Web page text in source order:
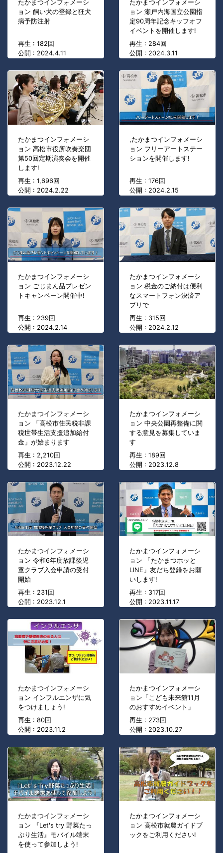
たかまつインフォメーシ
ョン 飼い犬の登録と狂犬
病予防注射
再生 : 182回
公開 : 2024.4.11
たかまつインフォメーシ
ョン 瀬戸内海国立公園指
定90周年記念キッフオフ
イベントを開催します!
再生 : 284回
公開 : 2024.3.11
たかまつインフォメーシ
ョン 高松市役所吹奏楽団
第50回定期演奏会を開催
します!
再生 : 1,696回
公開 : 2024.2.22
,たかまつインフォメーシ
ョン フリーアートステー
ションを開催します!
再生 : 176回
公開 : 2024.2.15
たかまつインフォメーシ
ョン ごじまん品プレゼン
トキャンペーン開催中!
再生 : 239回
公開 : 2024.2.14
たかまつインフォメーシ
ョン 税金のご納付は便利
なスマートフォン決済ア
プリで
再生 : 315回
公開 : 2024.2.12
たかまつインフォメーシ
ョン 「高松市住民税非課
税世帯生活支援追加給付
金」が始まります
再生 : 2,210回
公開 : 2023.12.22
たかまつインフォメーシ
ョン 中央公園再整備に関
する意見を募集していま
す
再生 : 189回
公開 : 2023.12.8
たかまつインフォメーシ
ョン 令和6年度放課後児
童クラブ入会申請の受付
開始
再生 : 231回
公開 : 2023.12.1
たかまつインフォメーシ
ョン 「たかまつホッと
LINE」友だち登録をお願
いします!
再生 : 317回
公開 : 2023.11.17
たかまつインフォメーシ
ョン インフルエンザに気
をつけましょう!
再生 : 80回
公開 : 2023.11.2
たかまつインフォメーシ
ョン「こども未来館11月
のおすすめイベント」
再生 : 273回
公開 : 2023.10.27
たかまつインフォメーシ
ョン 『Let's try 野菜たっ
ぷり生活』モバイル端末
を使って参加しよう!
たかまつインフォメーシ
ョン 高松市就農ガイドブ
ックをご利用ください!